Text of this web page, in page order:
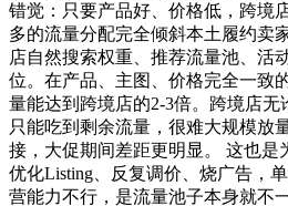
错觉：只要产品好、价格低，跨境
多的流量分配完全倾斜本土履约卖
店自然搜索权重、推荐流量池、活
位。在产品、主图、价格完全一致
量能达到跨境店的2-3倍。跨境店
只能吃到剩余流量，很难大规模放
接，大促期间差距更明显。 这也是
优化Listing、反复调价、烧广告，
营能力不行，是流量池子本身就不